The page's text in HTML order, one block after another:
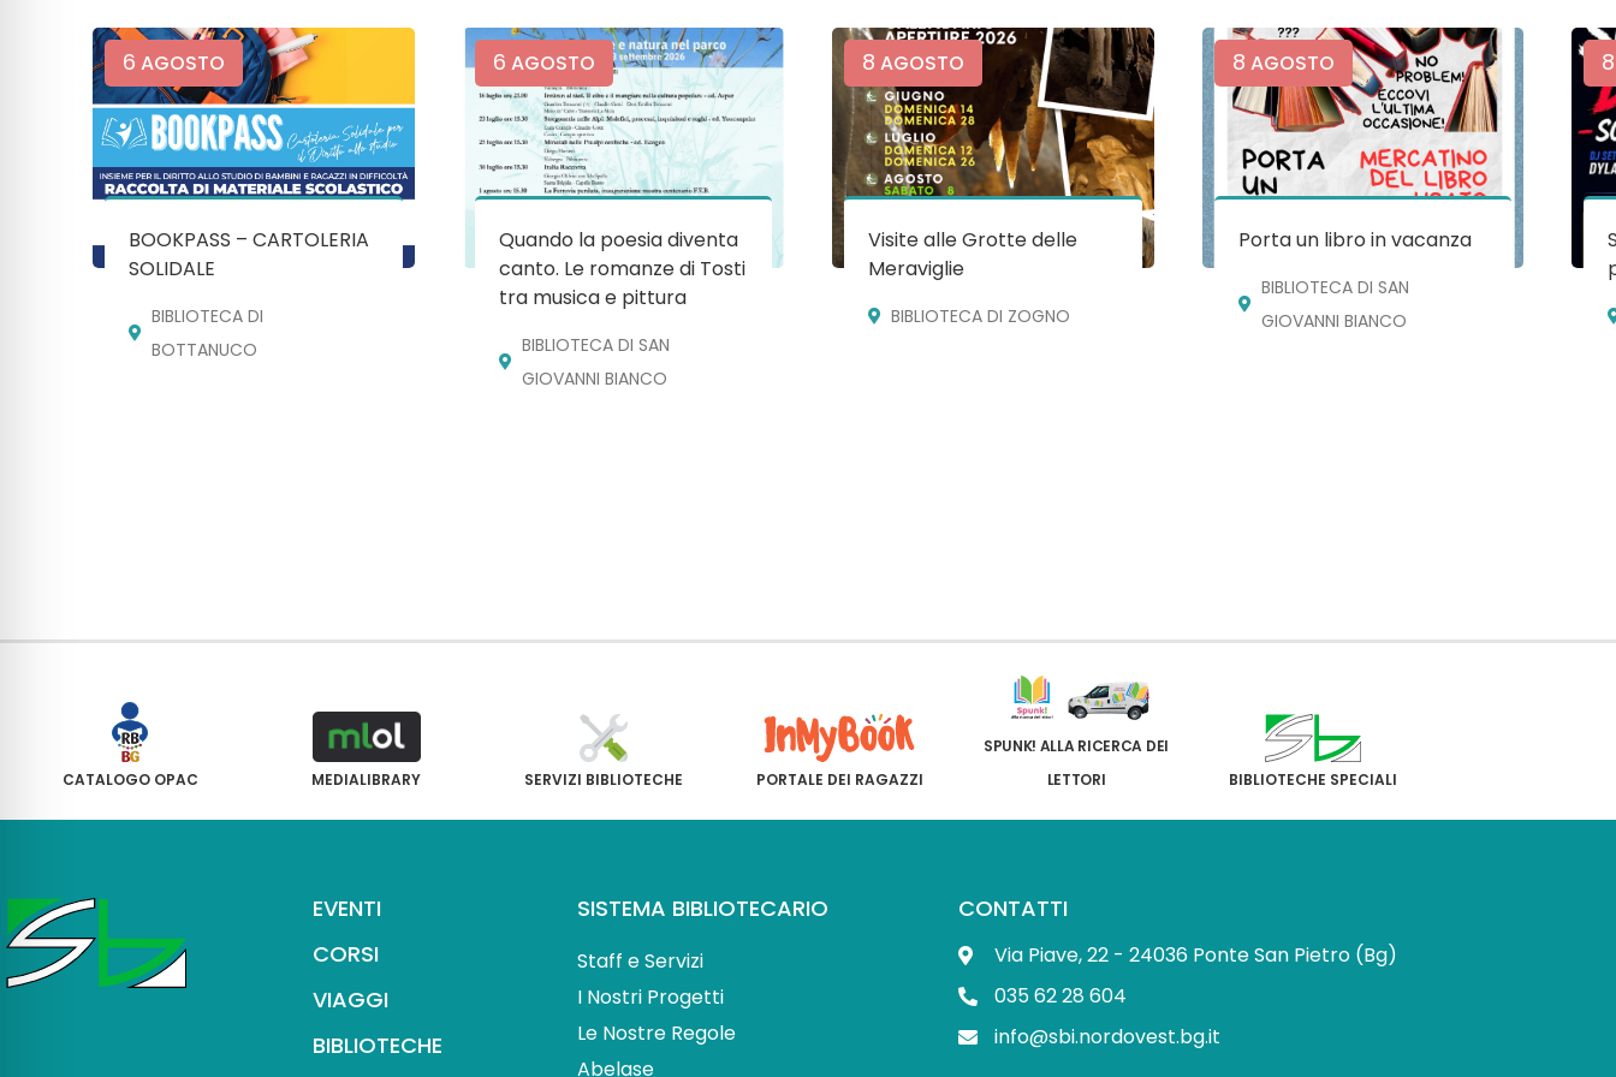
6 AGOSTO
BOOKPASS – CARTOLERIA
SOLIDALE
BIBLIOTECA DI
BOTTANUCO
6 AGOSTO
Quando la poesia diventa
canto. Le romanze di Tosti
tra musica e pittura
BIBLIOTECA DI SAN
GIOVANNI BIANCO
8 AGOSTO
Visite alle Grotte delle
Meraviglie
BIBLIOTECA DI ZOGNO
8 AGOSTO
Porta un libro in vacanza
BIBLIOTECA DI SAN
GIOVANNI BIANCO
8
CATALOGO OPAC MEDIALIBRARY SERVIZI BIBLIOTECHE PORTALE DEI RAGAZZI
SPUNK! ALLA RICERCA DEI
LETTORI
BIBLIOTECHE SPECIALI
EVENTI
CORSI
VIAGGI
BIBLIOTECHE
SISTEMA BIBLIOTECARIO
Staff e Servizi
I Nostri Progetti
Le Nostre Regole
Abelase
CONTATTI
Via Piave, 22 - 24036 Ponte San Pietro (Bg)
035 62 28 604
info@sbi.nordovest.bg.it